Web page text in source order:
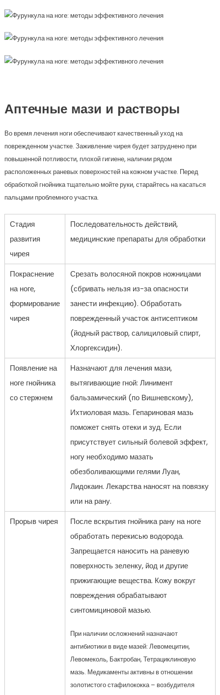
Аптечные мази и растворы
Во время лечения ноги обеспечивают качественный уход на
поврежденном участке. Заживление чирея будет затруднено при
повышенной потливости, плохой гигиене, наличии рядом
расположенных раневых поверхностей на кожном участке. Перед
обработкой гнойника тщательно мойте руки, старайтесь на касаться
пальцами проблемного участка.
Стадия
развития
чирея
Последовательность действий,
медицинские препараты для обработки
Покраснение
на ноге,
формирование
чирея
Срезать волосяной покров ножницами
(сбривать нельзя из-за опасности
занести инфекцию). Обработать
поврежденный участок антисептиком
(йодный раствор, салициловый спирт,
Хлоргексидин).
Появление на
ноге гнойника
со стержнем
Назначают для лечения мази,
вытягивающие гной: Линимент
бальзамический (по Вишневскому),
Ихтиоловая мазь. Гепариновая мазь
поможет снять отеки и зуд. Если
присутствует сильный болевой эффект,
ногу необходимо мазать
обезболивающими гелями Луан,
Лидокаин. Лекарства наносят на повязку
или на рану.
Прорыв чирея
После вскрытия гнойника рану на ноге
обработать перекисью водорода.
Запрещается наносить на раневую
поверхность зеленку, йод и другие
прижигающие вещества. Кожу вокруг
повреждения обрабатывают
синтомициновой мазью.
При наличии осложнений назначают
антибиотики в виде мазей: Левомецитин,
Левомеколь, Бактробан, Тетрациклиновую
мазь. Медикаменты активны в отношении
золотистого стафилококка – возбудителя